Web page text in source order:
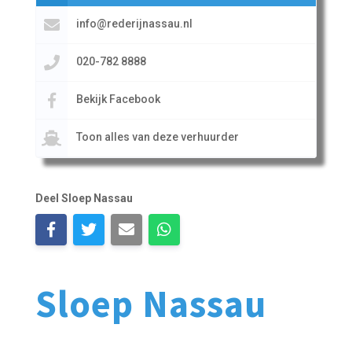
Sloep Nassau
info@rederijnassau.nl
020-782 8888
Bekijk Facebook
Toon alles van deze verhuurder
Deel Sloep Nassau